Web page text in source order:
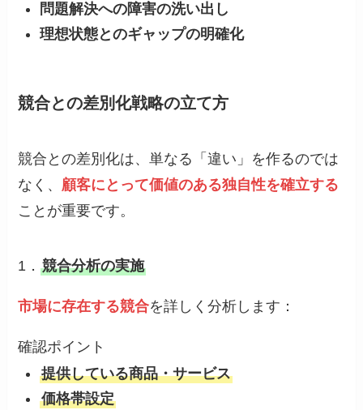
問題解決への障害の洗い出し
理想状態とのギャップの明確化
競合との差別化戦略の立て方
競合との差別化は、単なる「違い」を作るのでは
なく、 顧客にとって価値のある独自性を確立する
ことが重要です。
1．競合分析の実施
市場に存在する競合を詳しく分析します：
確認ポイント
提供している商品・サービス
価格帯設定